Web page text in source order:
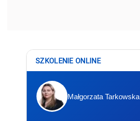
SZKOLENIE ONLINE
Małgorzata Tarkowska